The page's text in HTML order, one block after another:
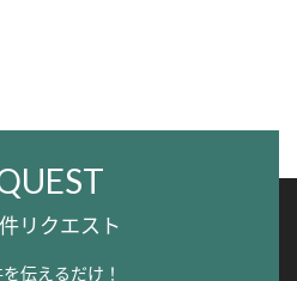
リクエスト
伝えるだけ！